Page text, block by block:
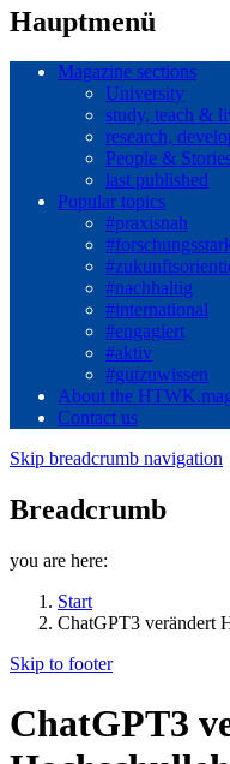
Hauptmenü
Magazine sections
University
study, teach &
research,
People &
last published
Popular topics
#praxisnah
#nachhaltig
#international
#engagiert
#aktiv
#gutzuwissen
About the
Contact us
Skip breadcrumb navigation
Breadcrumb
you are here:
Start
ChatGPT3 verändert
Skip to footer
ChatGPT3